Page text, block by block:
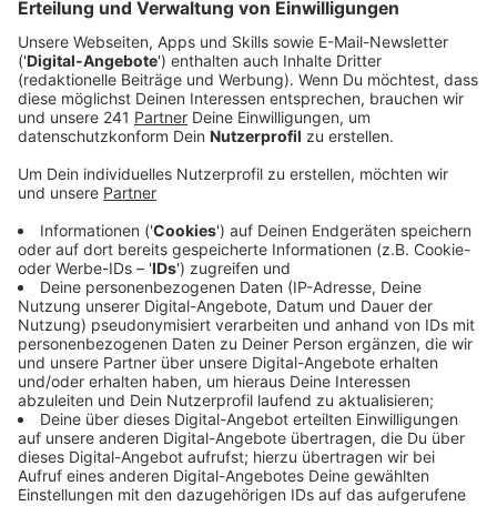
diese Einladung fast in den Ruin getrieben hätte.
Veröffentlicht:Dienstag, 25.02.2020 13:04
Anzeige
Schon das Vorspeisenplatten-Drama hätten wir als
dunkles Omen deuten sollen. Meine Freundin hatte
vorher auf der Internetseite des Restaurants gelesen:
„Eine Vorspeise: 4,70 Euro“. Das ist aber günstig,
dachte sie, und bestellte beim Kellner direkt zwei.
VorspeisenPLATTEN allerdings, nicht Vorspeisen, das
hatte sie übersehen. Nicht viel später mussten wir
dann mit Entsetzen feststellen, dass wir soeben
Vorspeisen im Wert von 50 Euro verputzt hatten. Und
das war erst der Beginn unserer Reise in den Ruin. -
Spulen wir zurück zum Anfang: Meine Freundin wollte
Geburtstag feiern, nahe ihrer alten Heimat, in Frankfurt.